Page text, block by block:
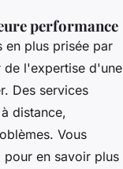
performance
en plus prisée par
de l'expertise d'une
Des services
distance,
Vous
pour en savoir plus